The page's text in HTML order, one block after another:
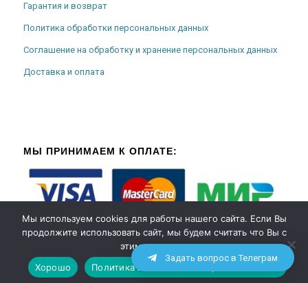
Гарантия и возврат
Политика обработки персональных данных
Соглашение на обработку и хранение персональных данных
Доставка и оплата
МЫ ПРИНИМАЕМ К ОПЛАТЕ:
Задать вопрос в Телеграм
Мы используем cookies для работы нашего сайта. Если Вы
продолжите использовать сайт, мы будем считать что Вы с
этим согласны.
Хорошо
Политика использования файлов cookies